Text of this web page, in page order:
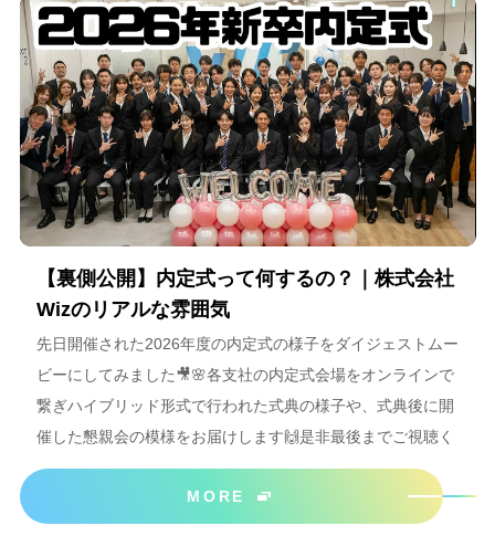
【裏側公開】内定式って何するの？｜株式会社
Wizのリアルな雰囲気
先日開催された2026年度の内定式の様子をダイジェストムー
ビーにしてみました🎥🌸各支社の内定式会場をオンラインで
繋ぎハイブリッド形式で行われた式典の様子や、式典後に開
催した懇親会の模様をお届けします🙌是非最後までご視聴く
ださいね＾＾
MORE